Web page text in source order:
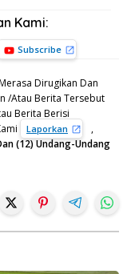
Kami:
Subscribe
Dirugikan Dan
/Atau Berita Tersebut
Berita Berisi
Laporkan
,
(12) Undang-Undang